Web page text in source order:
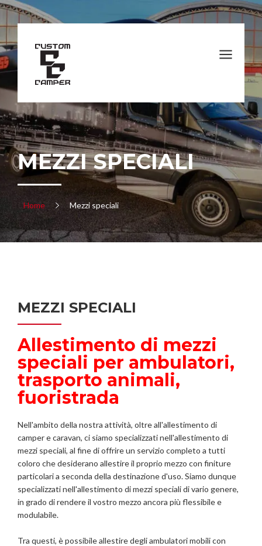
MEZZI SPECIALI
Home Mezzi speciali
MEZZI SPECIALI
Allestimento di mezzi
speciali per ambulatori,
trasporto animali,
fuoristrada
Nell'ambito della nostra attività, oltre all'allestimento di
camper e caravan, ci siamo specializzati nell'allestimento di
mezzi speciali, al fine di offrire un servizio completo a tutti
coloro che desiderano allestire il proprio mezzo con finiture
particolari a seconda della destinazione d'uso. Siamo dunque
specializzati nell'allestimento di mezzi speciali di vario genere,
in grado di rendere il vostro mezzo ancora più flessibile e
modulabile.
Tra questi, è possibile allestire degli ambulatori mobili con